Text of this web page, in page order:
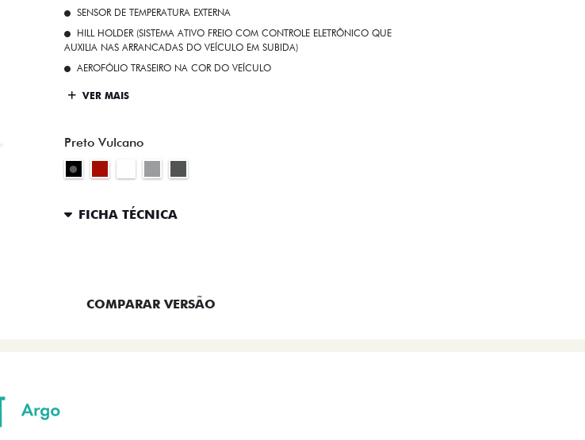
SENSOR DE TEMPERATURA EXTERNA
HILL HOLDER (SISTEMA ATIVO FREIO COM CONTROLE ELETRÔNICO QUE
AUXILIA NAS ARRANCADAS DO VEÍCULO EM SUBIDA)
AEROFÓLIO TRASEIRO NA COR DO VEÍCULO
VER MAIS
Preto Vulcano
FICHA TÉCNICA
COMPARAR VERSÃO